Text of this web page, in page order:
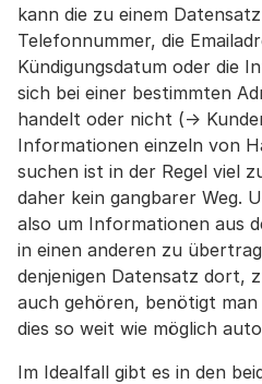
kann die zu einem
Telefonnummer, die
Kündigungsdatum oder die
sich bei einer bestimmten
handelt oder nicht (→
Informationen einzeln von
suchen ist in der Regel viel
daher kein gangbarer Weg.
also um Informationen aus
in einen anderen zu
denjenigen Datensatz dort,
auch gehören, benötigt
dies so weit wie möglich
Im Idealfall gibt es in den